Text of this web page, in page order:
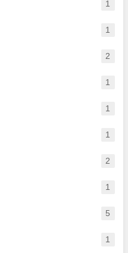
1
1
2
1
1
1
2
1
5
1